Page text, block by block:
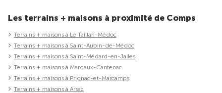
Les terrains + maisons à proximité de Comps
Terrains + maisons à Le Taillan-Médoc
Terrains + maisons à Saint-Aubin-de-Médoc
Terrains + maisons à Saint-Médard-en-Jalles
Terrains + maisons à Margaux-Cantenac
Terrains + maisons à Prignac-et-Marcamps
Terrains + maisons à Arsac